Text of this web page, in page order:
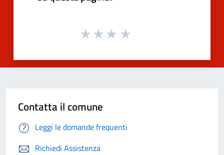
Contatta il comune
Leggi le domande frequenti
Richiedi Assistenza